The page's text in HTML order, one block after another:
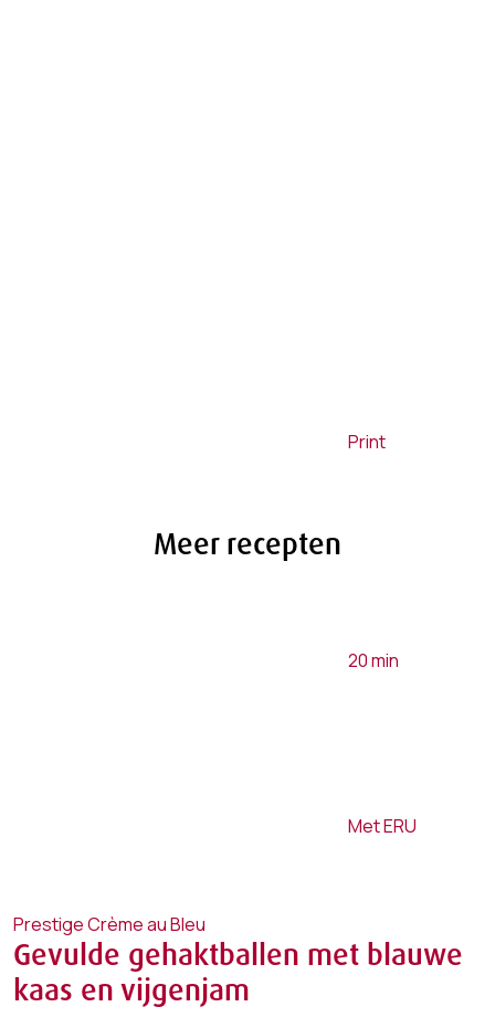
Print
Meer recepten
20min
Met ERU
Prestige Crème au Bleu
Gevulde gehaktballen met blauwe
kaas en vijgenjam